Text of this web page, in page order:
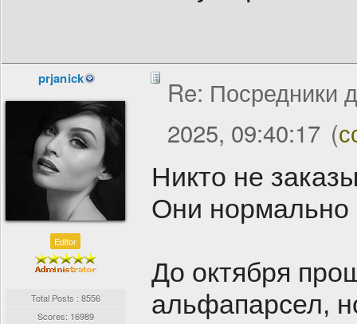
prjanick
Editor
Total Posts : 8556
Scores: 16989
Re: Посредники
2025, 09:40:17 (
Никто не
Они нормально
До октября
альфапарсел,